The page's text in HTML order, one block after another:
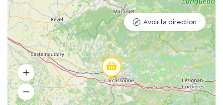
Avoir la direction